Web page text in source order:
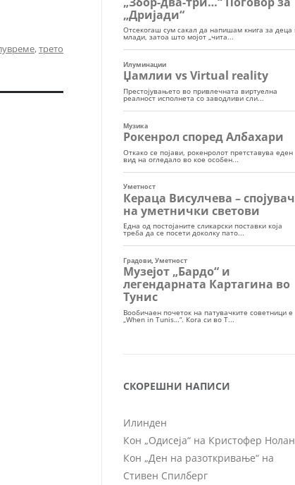
,трето
СКОРЕШНИ НАПИСИ
Илинден
Кон „Одисеја“ на Кристофер Нолан
Кон „Ден на разоткривање“ на
Стивен Спилберг